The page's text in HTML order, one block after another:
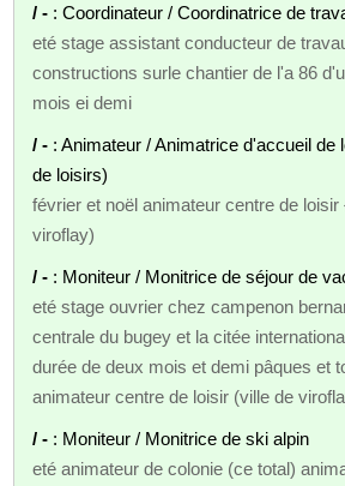
/ - : Coordinateur / Coordinatrice de
eté stage assistant conducteur de
constructions surle chantier de l'a 86
mois ei demi
/ - : Animateur / Animatrice d'accueil de
de loisirs)
février et noël animateur centre de loisir
viroflay)
/ - : Moniteur / Monitrice de séjour de
eté stage ouvrier chez campenon
centrale du bugey et la citée
durée de deux mois et demi pâques et
animateur centre de loisir (ville de
/ - : Moniteur / Monitrice de ski alpin
eté animateur de colonie (ce total)